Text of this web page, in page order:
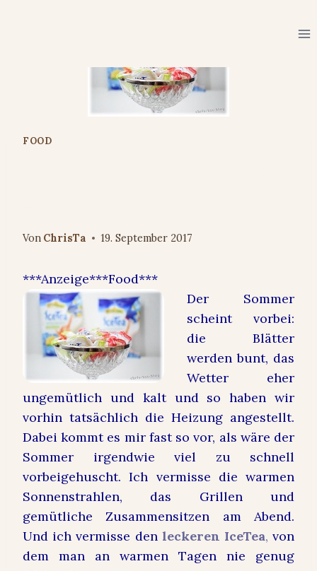
FOOD
Von ChrisTa 19. September 2017
***Anzeige***Food***
Der Sommer
scheint vorbei:
die Blätter
werden bunt, das
Wetter eher
ungemütlich und kalt und so haben wir
vorhin tatsächlich die Heizung angestellt.
Dabei kommt es mir fast so vor, als wäre der
Sommer irgendwie viel zu schnell
vorbeigehuscht. Ich vermisse die warmen
Sonnenstrahlen, das Grillen und
gemütliche Zusammensitzen am Abend.
Und ich vermisse den leckeren IceTea, von
dem man an warmen Tagen nie genug